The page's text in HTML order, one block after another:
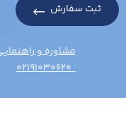
ثبت سفارش
مشاوره و
۰۲۱۹۱۰۳۰۶۲۰